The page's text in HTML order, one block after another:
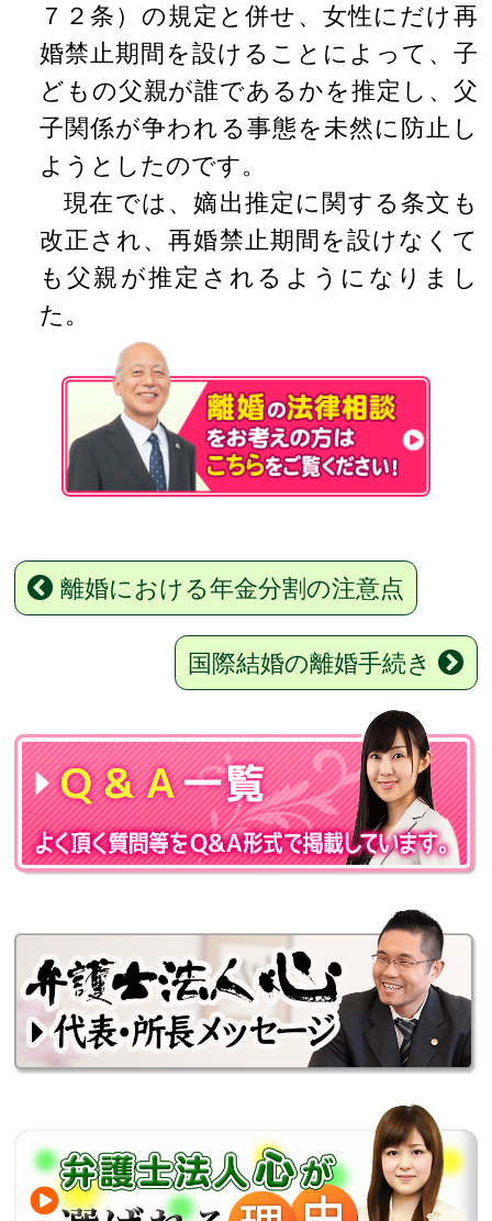
７２条）の規定と併せ、女性にだけ再
婚禁止期間を設けることによって、子
どもの父親が誰であるかを推定し、父
子関係が争われる事態を未然に防止し
ようとしたのです。
現在では、嫡出推定に関する条文も
改正され、再婚禁止期間を設けなくて
も父親が推定されるようになりまし
た。
離婚における年金分割の注意点
国際結婚の離婚手続き